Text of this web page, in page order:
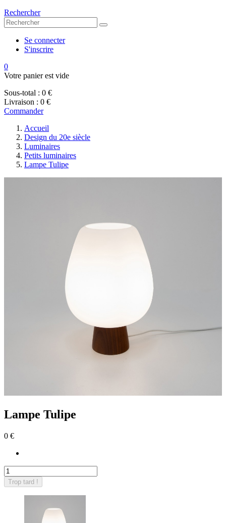
Rechercher
Se connecter
S'inscrire
0
Votre panier est vide
Sous-total : 0 €
Livraison : 0 €
Commander
Accueil
Design du 20e siècle
Luminaires
Petits luminaires
Lampe Tulipe
Lampe Tulipe
0 €
Trop tard !